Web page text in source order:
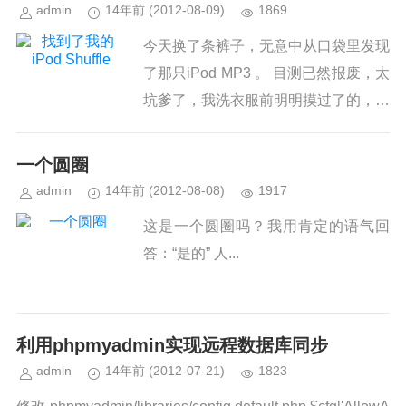
admin 14年前 (2012-08-09) 1869
今天换了条裤子，无意中从口袋里发现
了那只iPod MP3 。 目测已然报废，太
坑爹了，我洗衣服前明明摸过了的，耳
一个圆圈
admin 14年前 (2012-08-08) 1917
这是一个圆圈吗？我用肯定的语气回
答：“是的” 人...
利用phpmyadmin实现远程数据库同步
admin 14年前 (2012-07-21) 1823